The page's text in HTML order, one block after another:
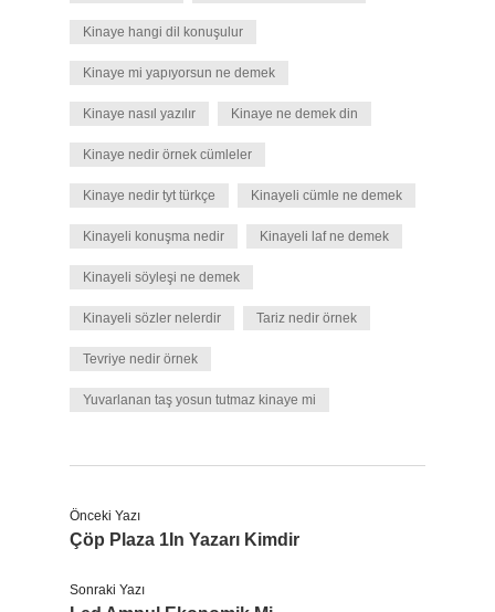
Kinaye hangi dil konuşulur
Kinaye mi yapıyorsun ne demek
Kinaye nasıl yazılır Kinaye ne demek din
Kinaye nedir örnek cümleler
Kinaye nedir tyt türkçe Kinayeli cümle ne demek
Kinayeli konuşma nedir Kinayeli laf ne demek
Kinayeli söyleşi ne demek
Kinayeli sözler nelerdir Tariz nedir örnek
Tevriye nedir örnek
Yuvarlanan taş yosun tutmaz kinaye mi
Önceki Yazı
Çöp Plaza 1In Yazarı Kimdir
Sonraki Yazı